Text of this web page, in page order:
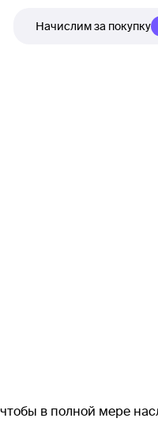
Начислим за покупку
в полной мере